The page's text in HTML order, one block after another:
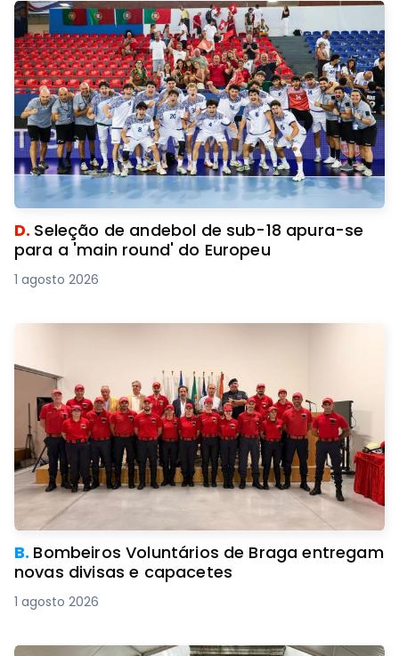
D. Seleção de andebol de sub-18 apura-se
para a 'main round' do Europeu
1 agosto 2026
B. Bombeiros Voluntários de Braga entregam
novas divisas e capacetes
1 agosto 2026